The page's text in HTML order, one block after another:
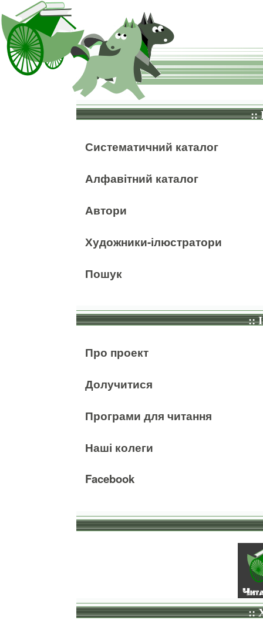
::
Систематичний каталог
Алфавітний каталог
Автори
Художники-ілюстратори
Пошук
::
Про проект
Долучитися
Програми для читання
Наші колеги
Facebook
::